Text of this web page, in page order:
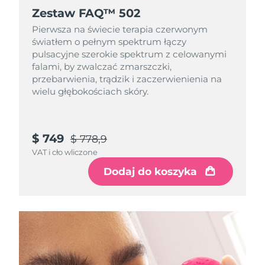
Zestaw FAQ™ 502
Pierwsza na świecie terapia czerwonym
światłem o pełnym spektrum łączy
pulsacyjne szerokie spektrum z celowanymi
falami, by zwalczać zmarszczki,
przebarwienia, trądzik i zaczerwienienia na
wielu głębokościach skóry.
$ 749 $ 778,9
VAT i cło wliczone
Dodaj do koszyka
Izrael
Włochy
Oczekiwany czas dostawy
Japonia
Oczekiwany czas dostawy
Jersey
Oczekiwany czas dostawy
8/10/26
8/8/26
Łotwa
Oczekiwany czas dostawy